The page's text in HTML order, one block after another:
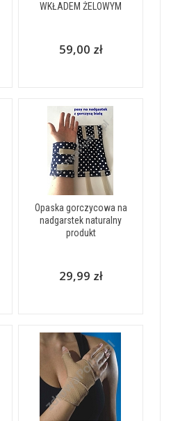
WKŁADEM ŻELOWYM
59,00 zł
Opaska gorczycowa na
nadgarstek naturalny
produkt
29,99 zł